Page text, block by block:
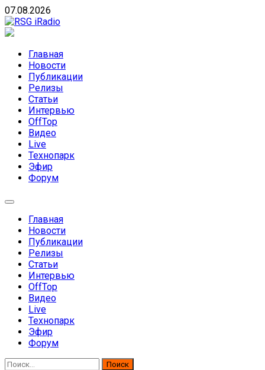
Skip
to
content
07.08.2026
направлений без возрастных ограничений
Главная
Новости
Публикации
Релизы
Статьи
Интервью
OffTop
Видео
Live
Технопарк
Эфир
Форум
Главная
Новости
Публикации
Релизы
Статьи
Интервью
OffTop
Видео
Live
Технопарк
Эфир
Форум
Найти: